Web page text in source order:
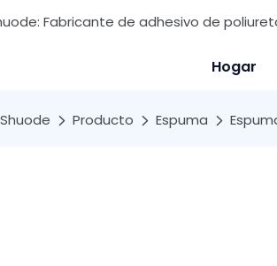
Fabricante de adhesivo de
Hogar
Shuode Producto Espuma